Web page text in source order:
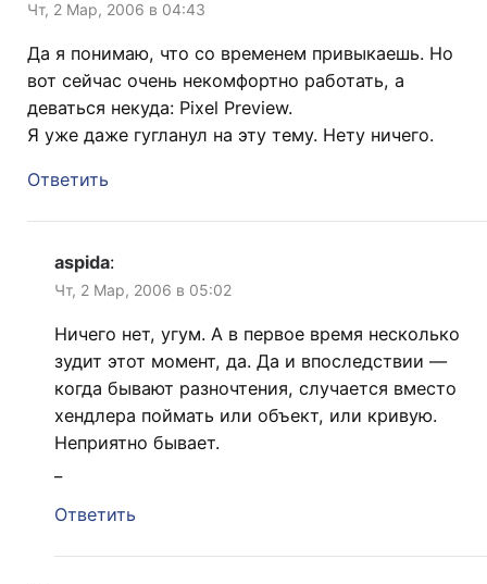
Чт, 2 Мар, 2006 в 04:43
Да я понимаю, что со временем привыкаешь. Но
вот сейчас очень некомфортно работать, а
деваться некуда: Pixel Preview.
Я уже даже гугланул на эту тему. Нету ничего.
Ответить
aspida:
Чт, 2 Мар, 2006 в 05:02
Ничего нет, угум. А в первое время несколько
зудит этот момент, да. Да и впоследствии —
когда бывают разночтения, случается вместо
хендлера поймать или объект, или кривую.
Неприятно бывает.
Ответить